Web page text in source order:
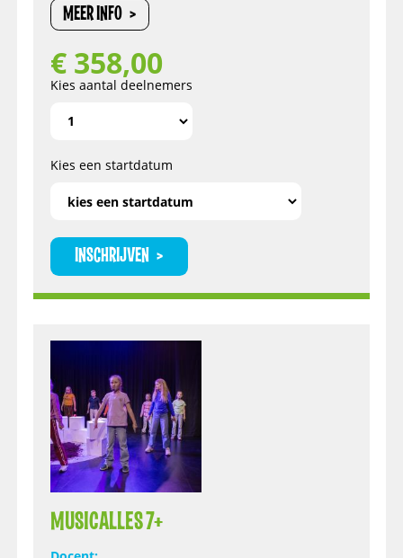
MEER INFO
€ 358,00
Kies aantal deelnemers
Kies een startdatum
INSCHRIJVEN
MUSICALLES 7+